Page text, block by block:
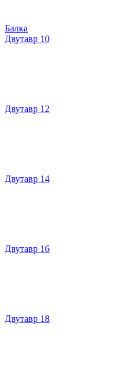
Балка
Двутавр 10
Двутавр 12
Двутавр 14
Двутавр 16
Двутавр 18